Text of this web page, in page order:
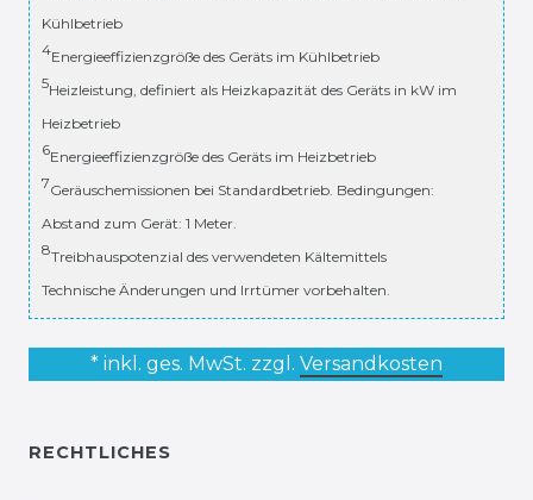
Kühlbetrieb
4Energieeffizienzgröße des Geräts im Kühlbetrieb
5Heizleistung, definiert als Heizkapazität des Geräts in kW im
Heizbetrieb
6Energieeffizienzgröße des Geräts im Heizbetrieb
7Geräuschemissionen bei Standardbetrieb. Bedingungen:
Abstand zum Gerät: 1 Meter.
8Treibhauspotenzial des verwendeten Kältemittels
Technische Änderungen und Irrtümer vorbehalten.
* inkl. ges. MwSt. zzgl. Versandkosten
RECHTLICHES